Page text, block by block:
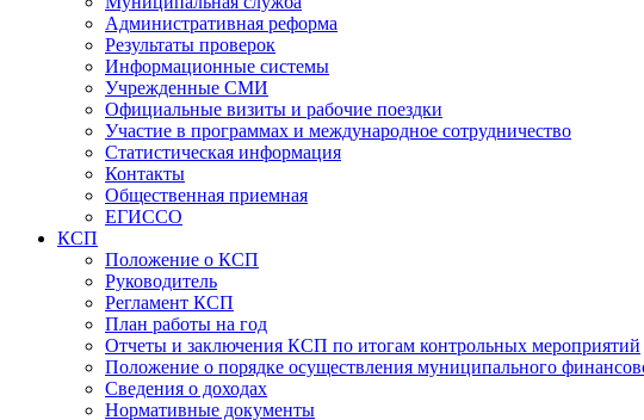
Административная реформа
Результаты проверок
Информационные системы
Учрежденные СМИ
Официальные визиты и рабочие поездки
Участие в программах и международное сотрудничество
Статистическая информация
Контакты
Общественная приемная
ЕГИССО
КСП
Положение о КСП
Руководитель
Регламент КСП
План работы на год
Отчеты и заключения КСП по итогам контрольных мероприятий
Положение о порядке осуществления муниципального
Сведения о доходах
Нормативные документы